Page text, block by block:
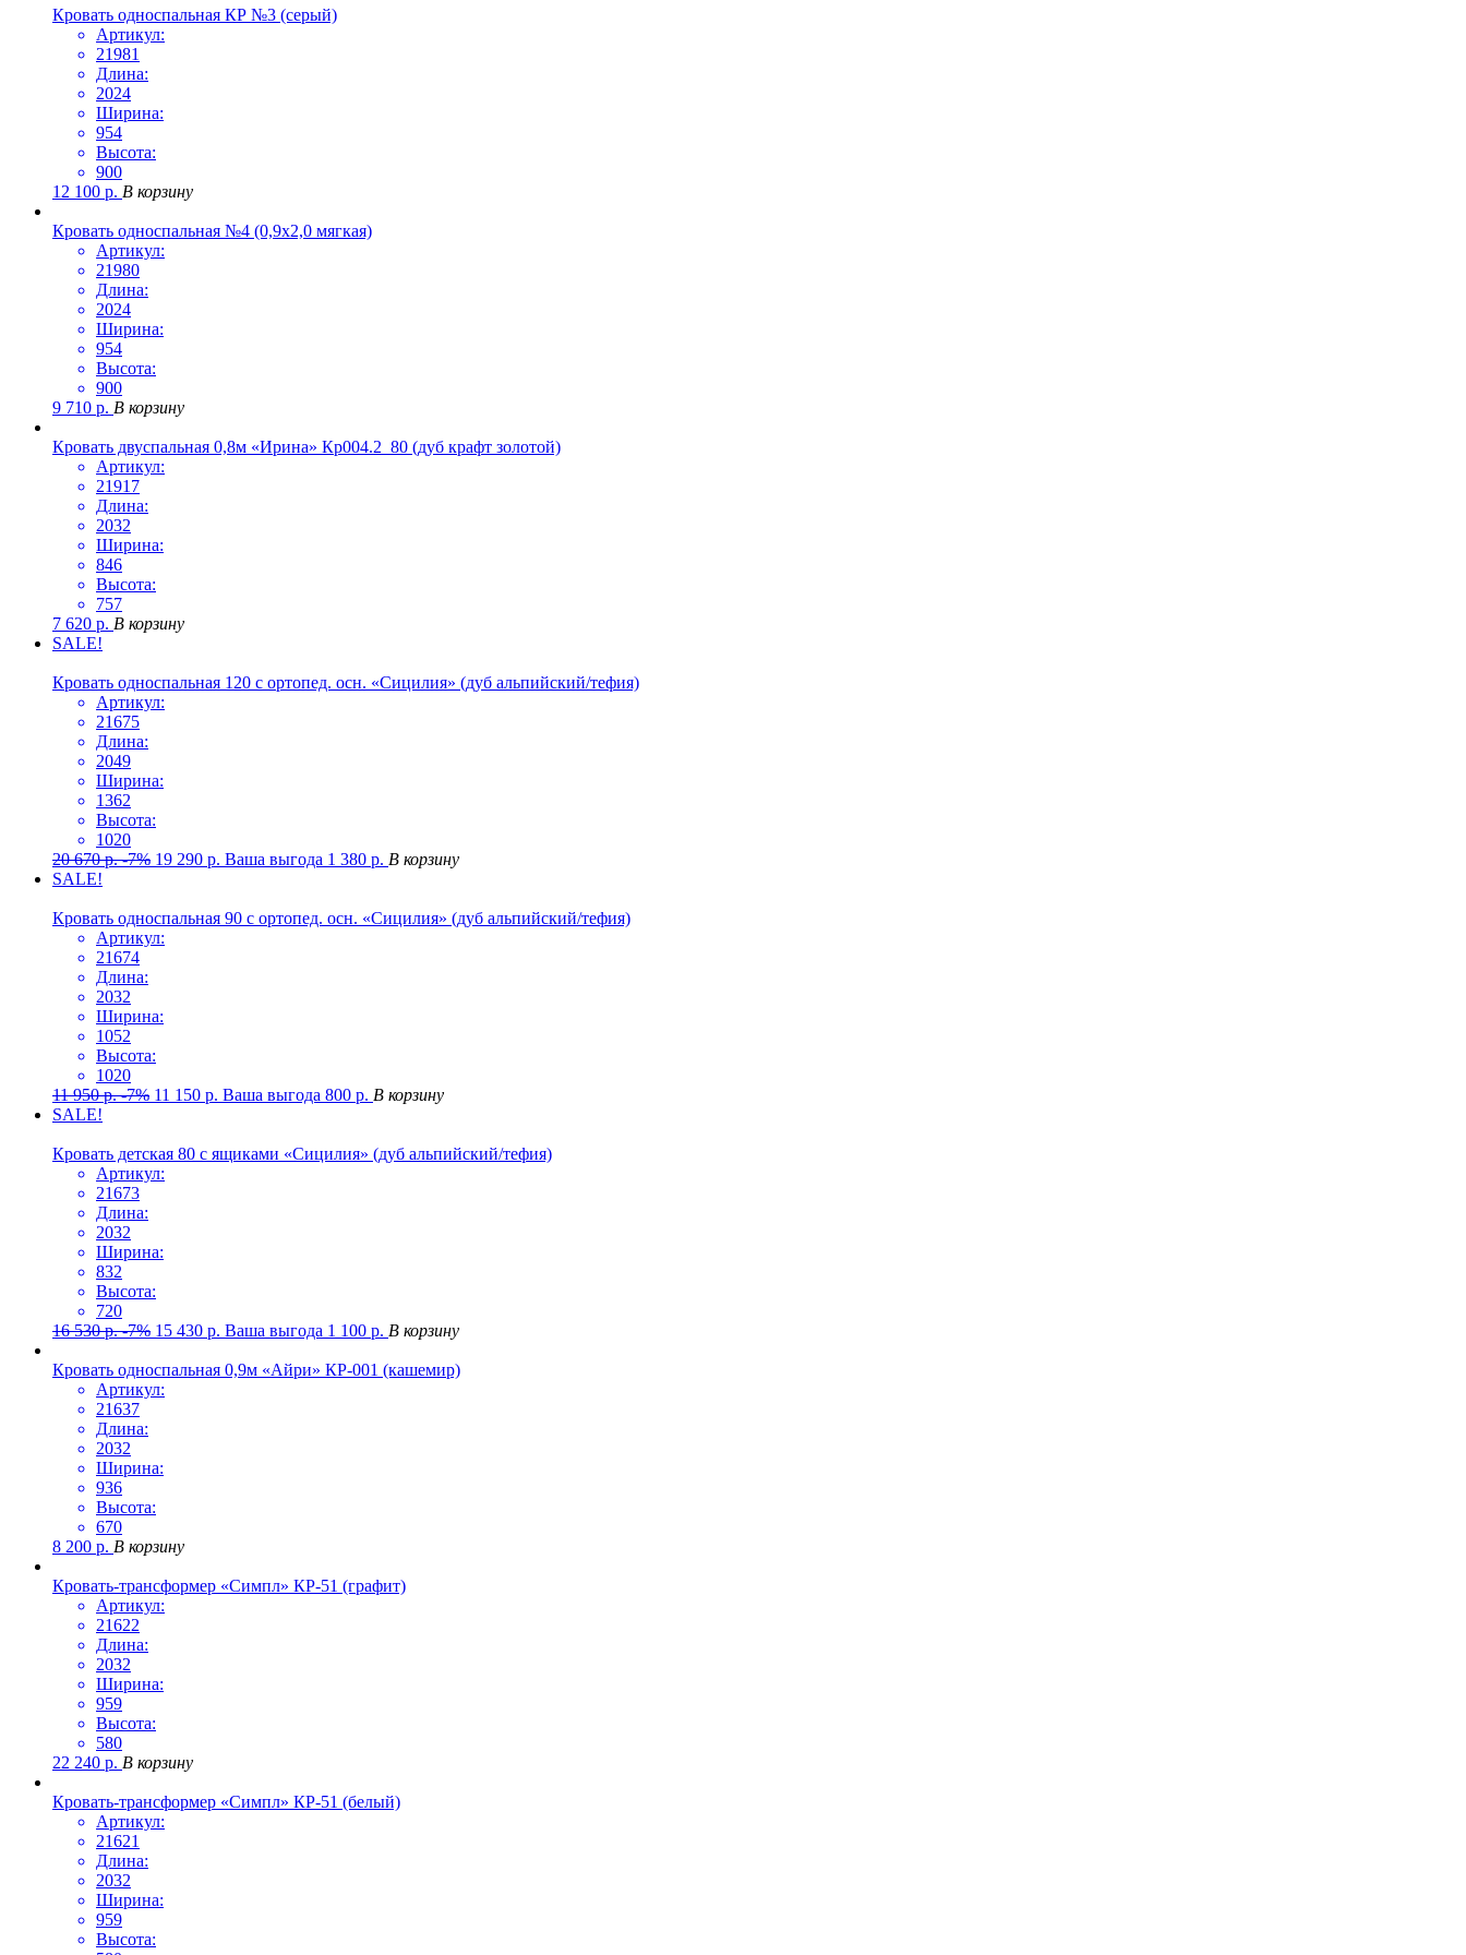
Кровать односпальная КР №3 (серый)
Артикул:
21981
Длина:
2024
Ширина:
954
Высота:
900
12 100 р. В корзину
Кровать односпальная №4 (0,9х2,0 мягкая)
Артикул:
21980
Длина:
2024
Ширина:
954
Высота:
900
9 710 р. В корзину
Кровать двуспальная 0,8м «Ирина» Кр004.2_80 (дуб крафт золотой)
Артикул:
21917
Длина:
2032
Ширина:
846
Высота:
757
7 620 р. В корзину
SALE!
Кровать односпальная 120 с ортопед. осн. «Сицилия» (дуб альпийский/тефия)
Артикул:
21675
Длина:
2049
Ширина:
1362
Высота:
1020
20 670р. -7% 19 290 р. Ваша выгода 1 380 р. В корзину
SALE!
Кровать односпальная 90 с ортопед. осн. «Сицилия» (дуб альпийский/тефия)
Артикул:
21674
Длина:
2032
Ширина:
1052
Высота:
1020
11 950р. -7% 11 150 р. Ваша выгода 800 р. В корзину
SALE!
Кровать детская 80 с ящиками «Сицилия» (дуб альпийский/тефия)
Артикул:
21673
Длина:
2032
Ширина:
832
Высота:
720
16 530р. -7% 15 430 р. Ваша выгода 1 100 р. В корзину
Кровать односпальная 0,9м «Айри» КР-001 (кашемир)
Артикул:
21637
Длина:
2032
Ширина:
936
Высота:
670
8 200 р. В корзину
Кровать-трансформер «Симпл» КР-51 (графит)
Артикул:
21622
Длина:
2032
Ширина:
959
Высота:
580
22 240 р. В корзину
Кровать-трансформер «Симпл» КР-51 (белый)
Артикул:
21621
Длина:
2032
Ширина:
959
Высота: